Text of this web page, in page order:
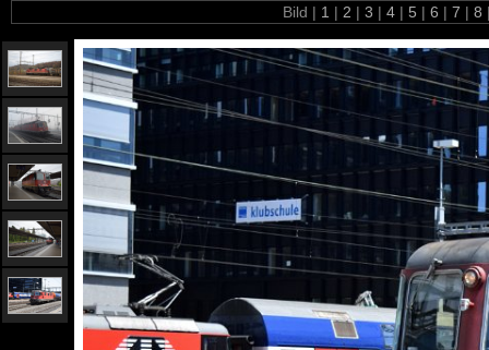
Bild | 1 | 2 | 3 | 4 | 5 | 6 | 7 | 8